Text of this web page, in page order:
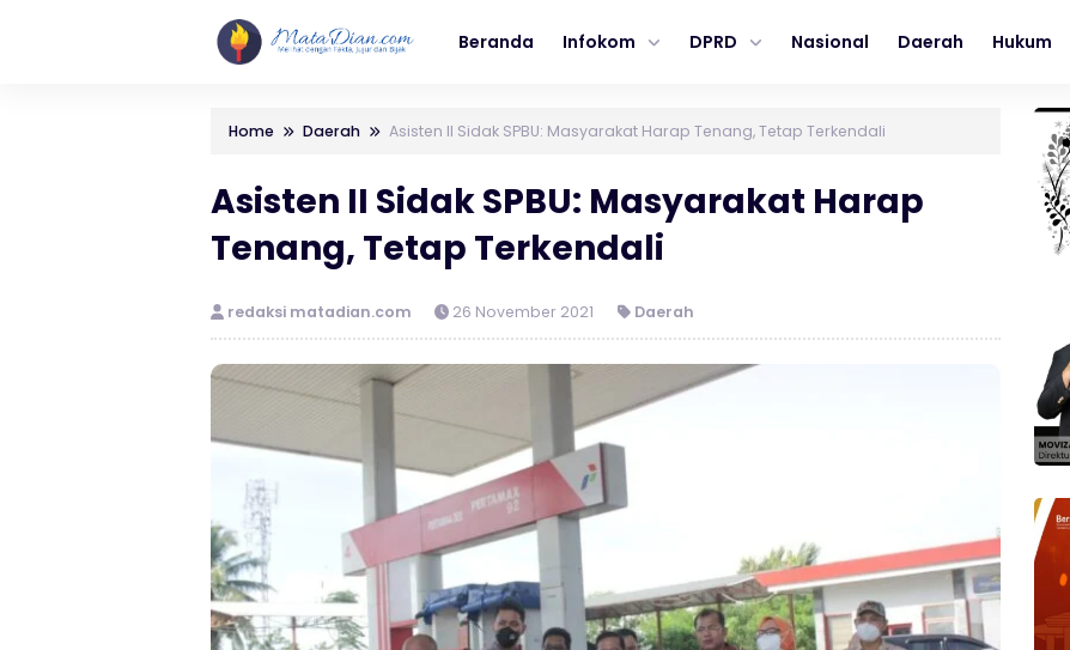
Beranda Infokom DPRD Nasional Daerah Hukum
Home Daerah Asisten II Sidak SPBU: Masyarakat Harap Tenang, Tetap Terkendali
Asisten II Sidak SPBU: Masyarakat Harap
Tenang, Tetap Terkendali
redaksi matadian.com 26 November 2021 Daerah